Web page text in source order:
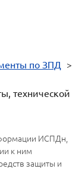
по ЗПД >
технической
ИСПДн,
к ним
защиты и